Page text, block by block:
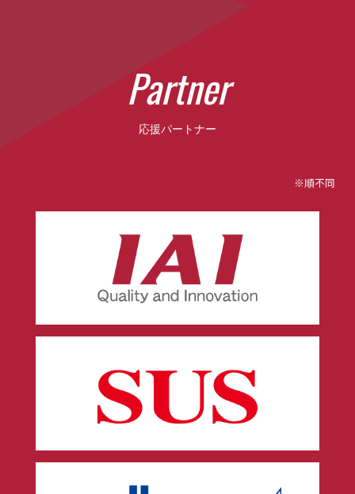
Partner
応援パートナー
※順不同